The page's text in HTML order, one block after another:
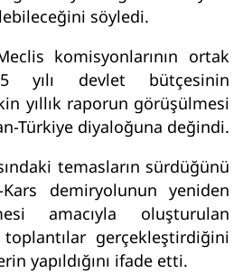
söyledi.
komisyonlarının ortak
yılı devlet bütçesinin
yıllık raporun görüşülmesi
Türkiye diyaloğuna değindi.
temasların sürdüğünü
demiryolunun yeniden
amacıyla oluşturulan
gerçekleştirdiğini
yapıldığını ifade etti.